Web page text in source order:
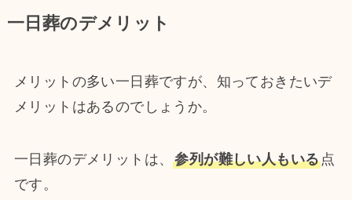
一日葬のデメリット
メリットの多い一日葬ですが、知っておきたいデ
メリットはあるのでしょうか。
一日葬のデメリットは、参列が難しい人もいる点
です。